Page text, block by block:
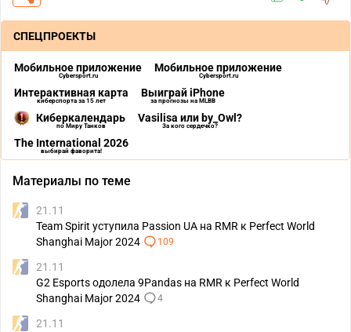
СПЕЦПРОЕКТЫ
Мобильное приложение
Cybersport.ru
Мобильное приложение
Cybersport.ru
Интерактивная карта
киберспорта за 15 лет
Выиграй iPhone
за прогнозы на MLBB
Киберкалендарь
по Миру Танков
Vasilisa или by_Owl?
За кого сердечко?
The International 2026
выбирай фаворита!
Материалы по теме
21.11
Team Spirit уступила Passion UA на RMR к Perfect World
Shanghai Major 2024
109
21.11
G2 Esports одолела 9Pandas на RMR к Perfect World
Shanghai Major 2024
4
21.11